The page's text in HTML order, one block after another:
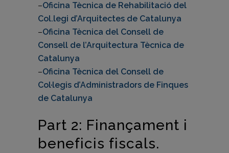
–Oficina Tècnica de Rehabilitació del
Col.legi d’Arquitectes de Catalunya
–Oficina Tècnica del Consell de
Consell de l’Arquitectura Tècnica de
Catalunya
–Oficina Tècnica del Consell de
Col·legis d’Administradors de Finques
de Catalunya
Part 2: Finançament i
beneficis fiscals.